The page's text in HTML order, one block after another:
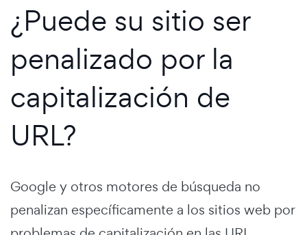
¿Puede su sitio ser
penalizado por la
capitalización de
URL?
Google y otros motores de búsqueda no
penalizan específicamente a los sitios web por